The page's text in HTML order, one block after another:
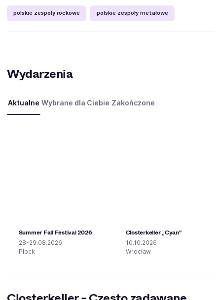
polskie zespoły rockowe polskie zespoły metalowe
Wydarzenia
Aktualne Wybrane dla Ciebie Zakończone
Summer Fall Festival 2026
28-29.08.2026
Płock
Closterkeller „Cyan"
10.10.2026
Wrocław